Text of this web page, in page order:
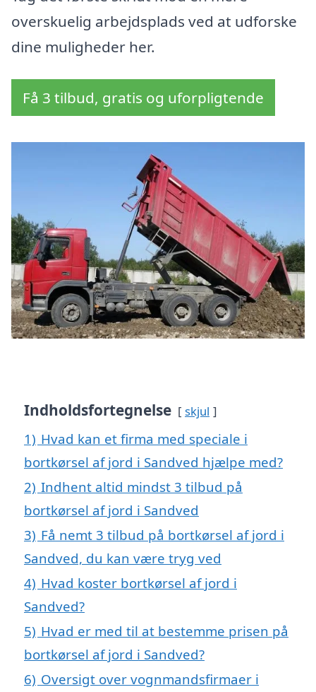
overskuelig arbejdsplads ved at udforske
dine muligheder her.
Få 3 tilbud, gratis og uforpligtende
Indholdsfortegnelse skjul
1) Hvad kan et firma med speciale i
bortkørsel af jord i Sandved hjælpe med?
2) Indhent altid mindst 3 tilbud på
bortkørsel af jord i Sandved
3) Få nemt 3 tilbud på bortkørsel af jord i
Sandved, du kan være tryg ved
4) Hvad koster bortkørsel af jord i
Sandved?
5) Hvad er med til at bestemme prisen på
bortkørsel af jord i Sandved?
6) Oversigt over vognmandsfirmaer i